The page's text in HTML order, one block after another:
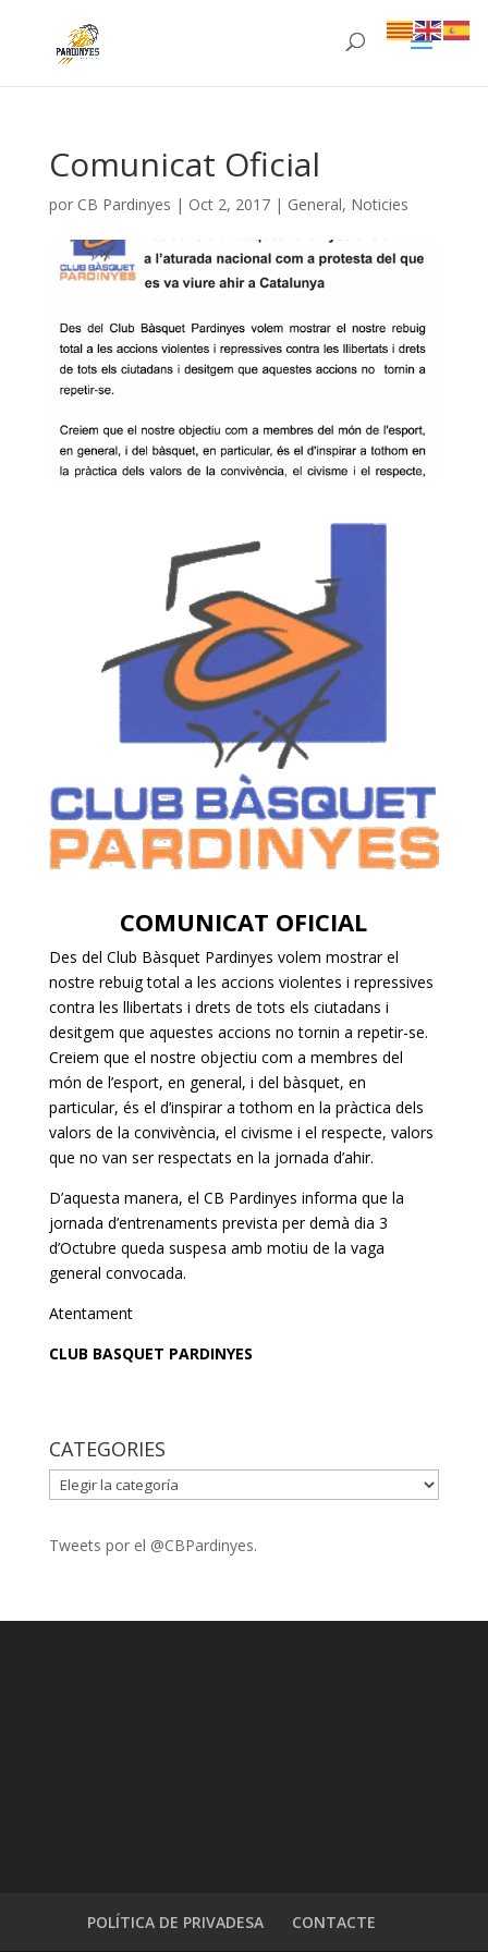
Comunicat Oficial
por CB Pardinyes | Oct 2, 2017| General, Noticies
COMUNICAT OFICIAL
Des del Club Bàsquet Pardinyes volem mostrar el
nostre rebuig total a les accions violentes i repressives
contra les llibertats i drets de tots els ciutadans i
desitgem que aquestes accions no tornin a repetir-se.
Creiem que el nostre objectiu com a membres del
món de l’esport, en general, i del bàsquet, en
particular, és el d’inspirar a tothom en la pràctica dels
valors de la convivència, el civisme i el respecte, valors
que no van ser respectats en la jornada d’ahir.
D’aquesta manera, el CB Pardinyes informa que la
jornada d’entrenaments prevista per demà dia 3
d’Octubre queda suspesa amb motiu de la vaga
general convocada.
Atentament
CLUB BASQUET PARDINYES
CATEGORIES
CATEGORIES
Tweets por el @CBPardinyes.
POLÍTICA DE PRIVADESA CONTACTE